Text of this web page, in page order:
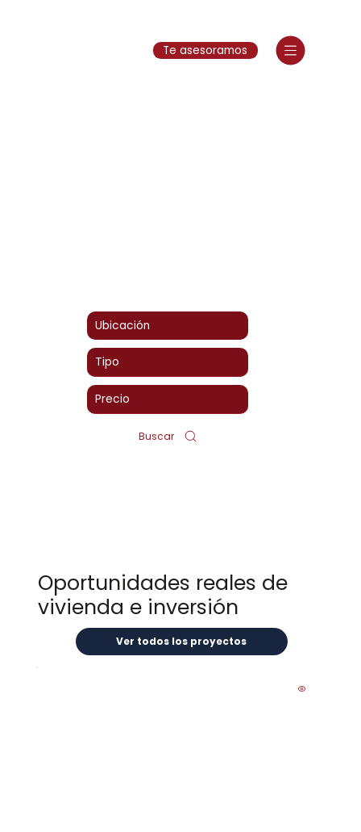
Te asesoramos
Buscar
Oportunidades reales de
vivienda e inversión
Ver todos los proyectos